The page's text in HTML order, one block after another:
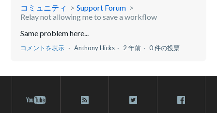
コミュニティ
Support Forum
Relay not allowing me to save a workflow
Same problem here...
コメントを表示 Anthony Hicks 2 年前 0 件の投票